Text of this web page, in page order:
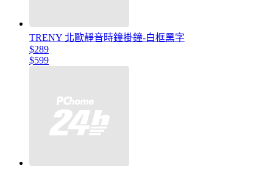
TRENY 北歐靜音時鐘掛鐘-白框黑字
$289
$599